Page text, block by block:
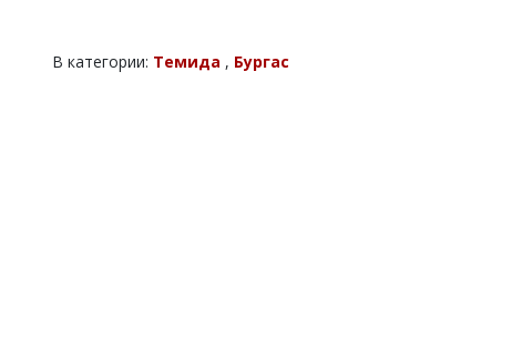
В категории: Темида , Бургас